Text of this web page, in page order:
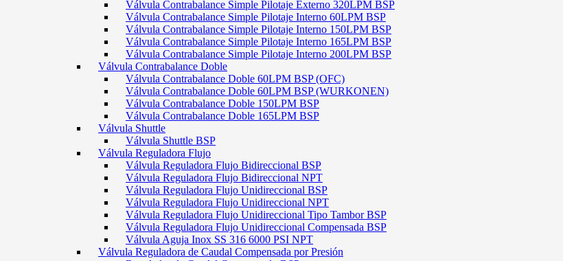
Válvula Contrabalance Simple Pilotaje Externo 320LPM BSP
Válvula Contrabalance Simple Pilotaje Interno 60LPM BSP
Válvula Contrabalance Simple Pilotaje Interno 150LPM BSP
Válvula Contrabalance Simple Pilotaje Interno 165LPM BSP
Válvula Contrabalance Simple Pilotaje Interno 200LPM BSP
Válvula Contrabalance Doble
Válvula Contrabalance Doble 60LPM BSP (OFC)
Válvula Contrabalance Doble 60LPM BSP (WURKONEN)
Válvula Contrabalance Doble 150LPM BSP
Válvula Contrabalance Doble 165LPM BSP
Válvula Shuttle
Válvula Shuttle BSP
Válvula Reguladora Flujo
Válvula Reguladora Flujo Bidireccional BSP
Válvula Reguladora Flujo Bidireccional NPT
Válvula Reguladora Flujo Unidireccional BSP
Válvula Reguladora Flujo Unidireccional NPT
Válvula Reguladora Flujo Unidireccional Tipo Tambor BSP
Válvula Reguladora Flujo Unidireccional Compensada BSP
Válvula Aguja Inox SS 316 6000 PSI NPT
Válvula Reguladora de Caudal Compensada por Presión